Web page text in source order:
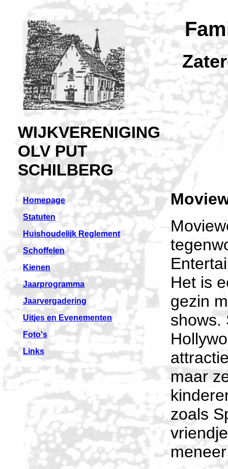
WIJKVERENIGING
OLV PUT
SCHILBERG
Homepage
Statuten
Huishoudelijk Reglement
Schoffelen
Kienen
Jaarprogramma
Jaarvergadering
Uitjes en Evenementen
Foto's
Links
Het is
gezin
shows.
maar
zoals